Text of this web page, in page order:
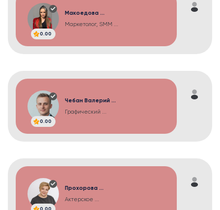
0.00
Макоедова ...
Маркетолог, SMM ...
0.00
Чебан Валерий ...
Графический ...
0.00
Прохорова ...
Актерское ...